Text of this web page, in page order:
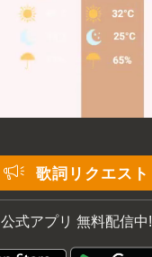
歌詞リクエスト
公式アプリ 無料配信中!